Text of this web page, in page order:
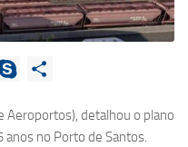
Skype
Aeroportos), detalhou o plano
no Porto de Santos.